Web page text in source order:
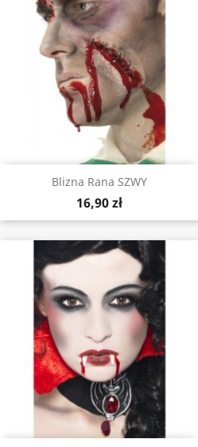
Blizna Rana SZWY
16,90 zł